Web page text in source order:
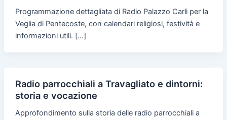
Programmazione dettagliata di Radio Palazzo Carli per la
Veglia di Pentecoste, con calendari religiosi, festività e
informazioni utili. […]
Radio parrocchiali a Travagliato e dintorni:
storia e vocazione
Approfondimento sulla storia delle radio parrocchiali a